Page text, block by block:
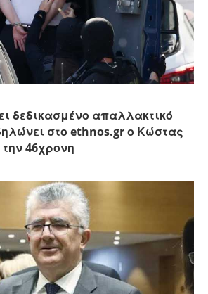
δεδικασμένο απαλλακτικό
στο ethnos.gr ο Κώστας
46χρονη